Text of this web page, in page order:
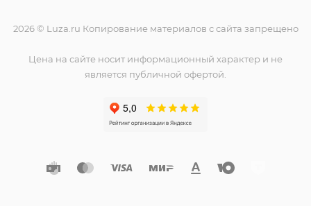
2026 © Luza.ru Копирование материалов с сайта запрещено
Цена на сайте носит информационный характер и не
является публичной офертой.